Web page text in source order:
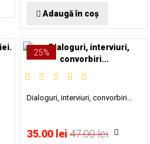
Adaugă în coș
25%
Dialoguri, interviuri, convorbiri...
35.00 lei 47.00 lei